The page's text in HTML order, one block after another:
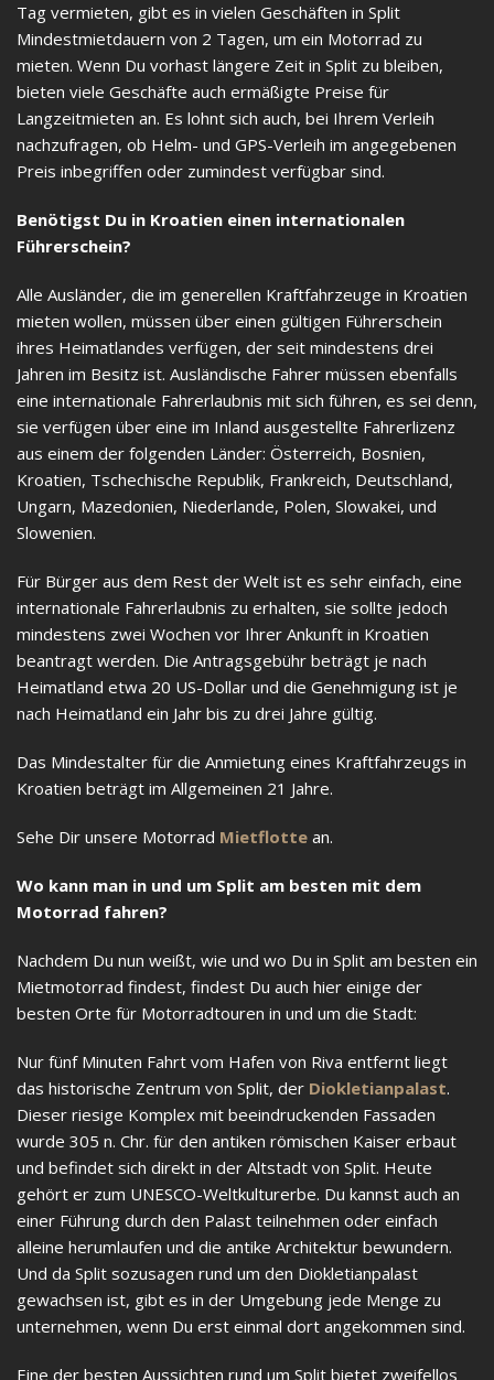
Tag vermieten, gibt es in vielen Geschäften in Split
Mindestmietdauern von 2 Tagen, um ein Motorrad zu
mieten. Wenn Du vorhast längere Zeit in Split zu bleiben,
bieten viele Geschäfte auch ermäßigte Preise für
Langzeitmieten an. Es lohnt sich auch, bei Ihrem Verleih
nachzufragen, ob Helm- und GPS-Verleih im angegebenen
Preis inbegriffen oder zumindest verfügbar sind.
Benötigst Du in Kroatien einen internationalen
Führerschein?
Alle Ausländer, die im generellen Kraftfahrzeuge in Kroatien
mieten wollen, müssen über einen gültigen Führerschein
ihres Heimatlandes verfügen, der seit mindestens drei
Jahren im Besitz ist. Ausländische Fahrer müssen ebenfalls
eine internationale Fahrerlaubnis mit sich führen, es sei denn,
sie verfügen über eine im Inland ausgestellte Fahrerlizenz
aus einem der folgenden Länder: Österreich, Bosnien,
Kroatien, Tschechische Republik, Frankreich, Deutschland,
Ungarn, Mazedonien, Niederlande, Polen, Slowakei, und
Slowenien.
Für Bürger aus dem Rest der Welt ist es sehr einfach, eine
internationale Fahrerlaubnis zu erhalten, sie sollte jedoch
mindestens zwei Wochen vor Ihrer Ankunft in Kroatien
beantragt werden. Die Antragsgebühr beträgt je nach
Heimatland etwa 20 US-Dollar und die Genehmigung ist je
nach Heimatland ein Jahr bis zu drei Jahre gültig.
Das Mindestalter für die Anmietung eines Kraftfahrzeugs in
Kroatien beträgt im Allgemeinen 21 Jahre.
Sehe Dir unsere Motorrad Mietflotte an.
Wo kann man in und um Split am besten mit dem
Motorrad fahren?
Nachdem Du nun weißt, wie und wo Du in Split am besten ein
Mietmotorrad findest, findest Du auch hier einige der
besten Orte für Motorradtouren in und um die Stadt:
Nur fünf Minuten Fahrt vom Hafen von Riva entfernt liegt
das historische Zentrum von Split, der Diokletianpalast.
Dieser riesige Komplex mit beeindruckenden Fassaden
wurde 305 n. Chr. für den antiken römischen Kaiser erbaut
und befindet sich direkt in der Altstadt von Split. Heute
gehört er zum UNESCO-Weltkulturerbe. Du kannst auch an
einer Führung durch den Palast teilnehmen oder einfach
alleine herumlaufen und die antike Architektur bewundern.
Und da Split sozusagen rund um den Diokletianpalast
gewachsen ist, gibt es in der Umgebung jede Menge zu
unternehmen, wenn Du erst einmal dort angekommen sind.
Eine der besten Aussichten rund um Split bietet zweifellos